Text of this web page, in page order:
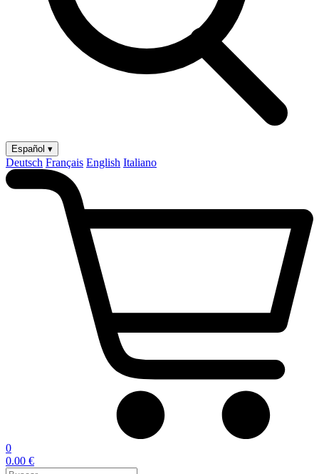
Español ▾
Deutsch Français English Italiano
0
0.00 €